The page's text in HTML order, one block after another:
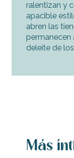
ralentizan y
apacible
abren las
permanecen
deleite de
Más